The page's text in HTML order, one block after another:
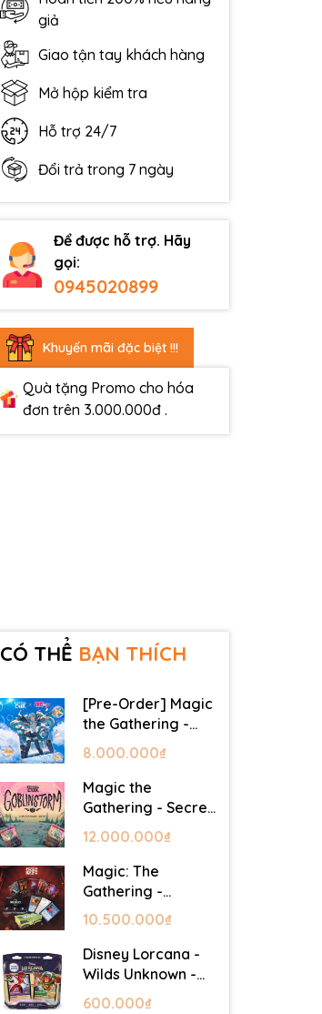
giả
Giao tận tay khách hàng
Mở hộp kiểm tra
Hỗ trợ 24/7
Đổi trả trong 7 ngày
Để được hỗ trợ. Hãy
gọi:
0945020899
Khuyến mãi đặc biệt !!!
Quà tặng Promo cho hóa
đơn trên 3.000.000đ .
CÓ THỂ BẠN THÍCH
[Pre-Order] Magic
the Gathering -
Secret Lair -
Commander Deck:
Hatsune Miku
8.000.000₫
Magic the
Gathering - Secret
Lair - Commander
Deck: Goblin Storm
12.000.000₫
Magic: The
Gathering -
Mystery Booster 2
- Festival in a Box
(Las Vegas 2026)
10.500.000₫
Disney Lorcana -
Wilds Unknown -
Starter Set
600.000₫